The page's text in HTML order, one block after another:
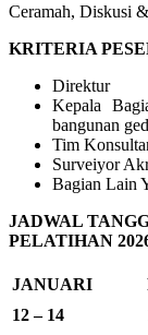
Ceramah, Diskusi
KRITERIA
Direktur
Kepala
bangunan
Tim
Surveiyor
Bagian Lain
JADWAL
PELATIHAN
JANUARI
12 – 14